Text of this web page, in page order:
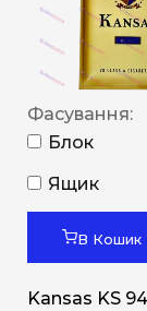
Фасування:
Блок
Ящик
В Кошик
Kansas KS